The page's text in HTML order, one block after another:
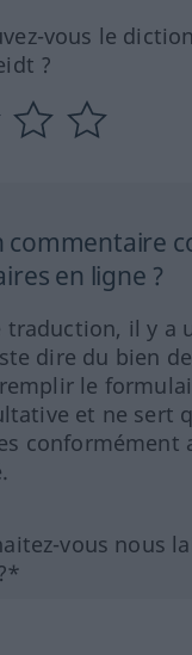
vous le
?
commentaire
en ligne ?
traduction, il y a
dire du bien
le
et ne sert
conformément
vous nous